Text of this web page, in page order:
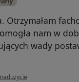
nam w
wady
użytkownika Klara